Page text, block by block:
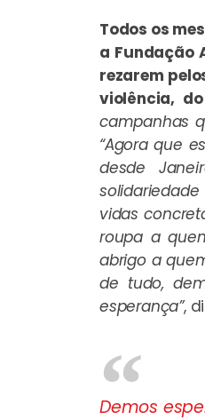
Todos os
a Fundação
rezarem
violência,
campanhas
“Agora que
desde
vidas
roupa a
abrigo a
de tudo,
esperança”,
Demos